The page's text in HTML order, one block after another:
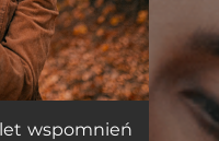
04:05
wspomnień